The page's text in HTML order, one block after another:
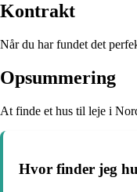
Kontrakt
Når du har fundet det
Opsummering
At finde et hus til leje i
Hvor finder jeg